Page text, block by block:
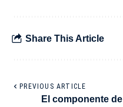
Share This Article
PREVIOUS ARTICLE
El componente de